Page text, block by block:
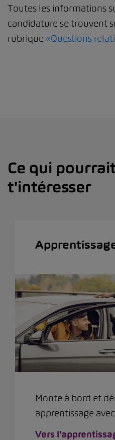
Toutes les informations
candidature se trouvent
rubrique «Questions
Ce qui
t'intéresser
Monte à bord et
apprentissage
Vers